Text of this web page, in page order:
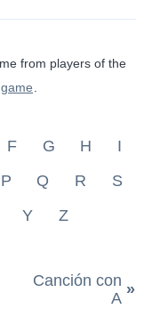
from players of the
F G H
I
P Q R
S
Y Z
Canción con
A »